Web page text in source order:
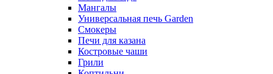
Мангалы
Универсальная печь Garden
Смокеры
Печи для казана
Костровые чаши
Грили